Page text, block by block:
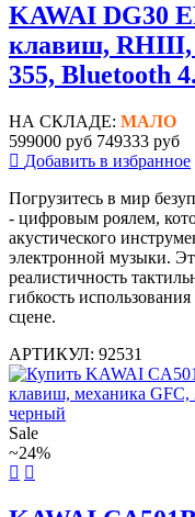
KAWAI DG30
клавиш, RHIII,
355, Bluetooth
НА СКЛАДЕ: МАЛО
599000 руб 749333 руб
Добавить в избранное
Погрузитесь в мир
- цифровым роялем,
акустического
электронной музыки.
реалистичность
гибкость
сцене.
АРТИКУЛ: 92531
Sale
~24%